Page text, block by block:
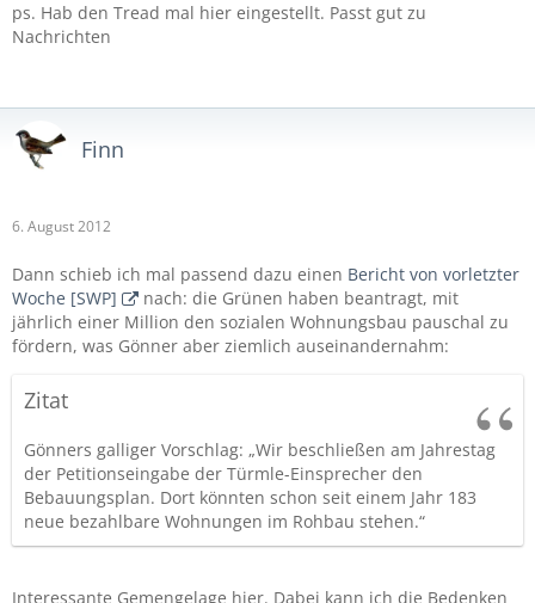
ps. Hab den Tread mal hier eingestellt. Passt gut zu
Nachrichten
Finn
6. August 2012
Dann schieb ich mal passend dazu einen Bericht von vorletzter
Woche [SWP]
nach: die Grünen haben beantragt, mit
jährlich einer Million den sozialen Wohnungsbau pauschal zu
fördern, was Gönner aber ziemlich auseinandernahm:
Zitat
Gönners galliger Vorschlag: „Wir beschließen am Jahrestag
der Petitionseingabe der Türmle-Einsprecher den
Bebauungsplan. Dort könnten schon seit einem Jahr 183
neue bezahlbare Wohnungen im Rohbau stehen.“
Interessante Gemengelage hier. Dabei kann ich die Bedenken